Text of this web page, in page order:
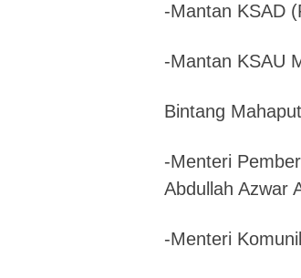
-Mantan KSAD
-Mantan KSAU
Bintang
-Menteri
Abdullah Azwar
-Menteri